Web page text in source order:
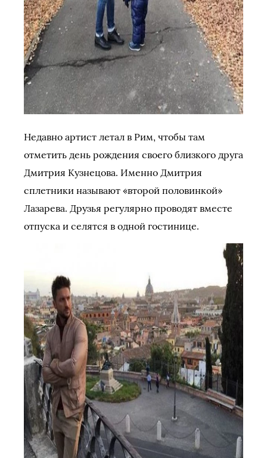
Недавно артист летал в Рим, чтобы там
отметить день рождения своего близкого друга
Дмитрия Кузнецова. Именно Дмитрия
сплетники называют «второй половинкой»
Лазарева. Друзья регулярно проводят вместе
отпуска и селятся в одной гостинице.